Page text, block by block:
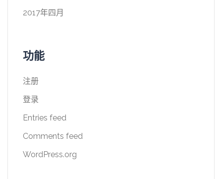
2017年四月
功能
注册
登录
Entries feed
Comments feed
WordPress.org